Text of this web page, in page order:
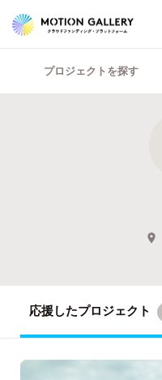
プロジェクトを探す
応援したプロジェクト